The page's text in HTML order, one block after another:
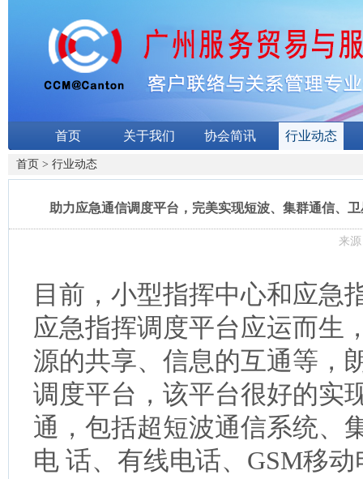
首页 关于我们 协会简讯 行业动态
首页 > 行业动态
助力应急通信调度平台，完美实现短波、集群通信、
来
目前，小型指挥中心和应急
应急指挥调度平台应运而生
源的共享、信息的互通等，
调度平台，该平台很好的实
通，包括超短波通信系统、
电 话、有线电话、GSM移